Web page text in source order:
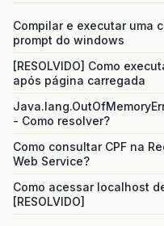
Compilar e executar uma
prompt do windows
[RESOLVIDO] Como
após página carregada
- Como resolver?
Como consultar CPF na
Web Service?
Como acessar localhost
[RESOLVIDO]